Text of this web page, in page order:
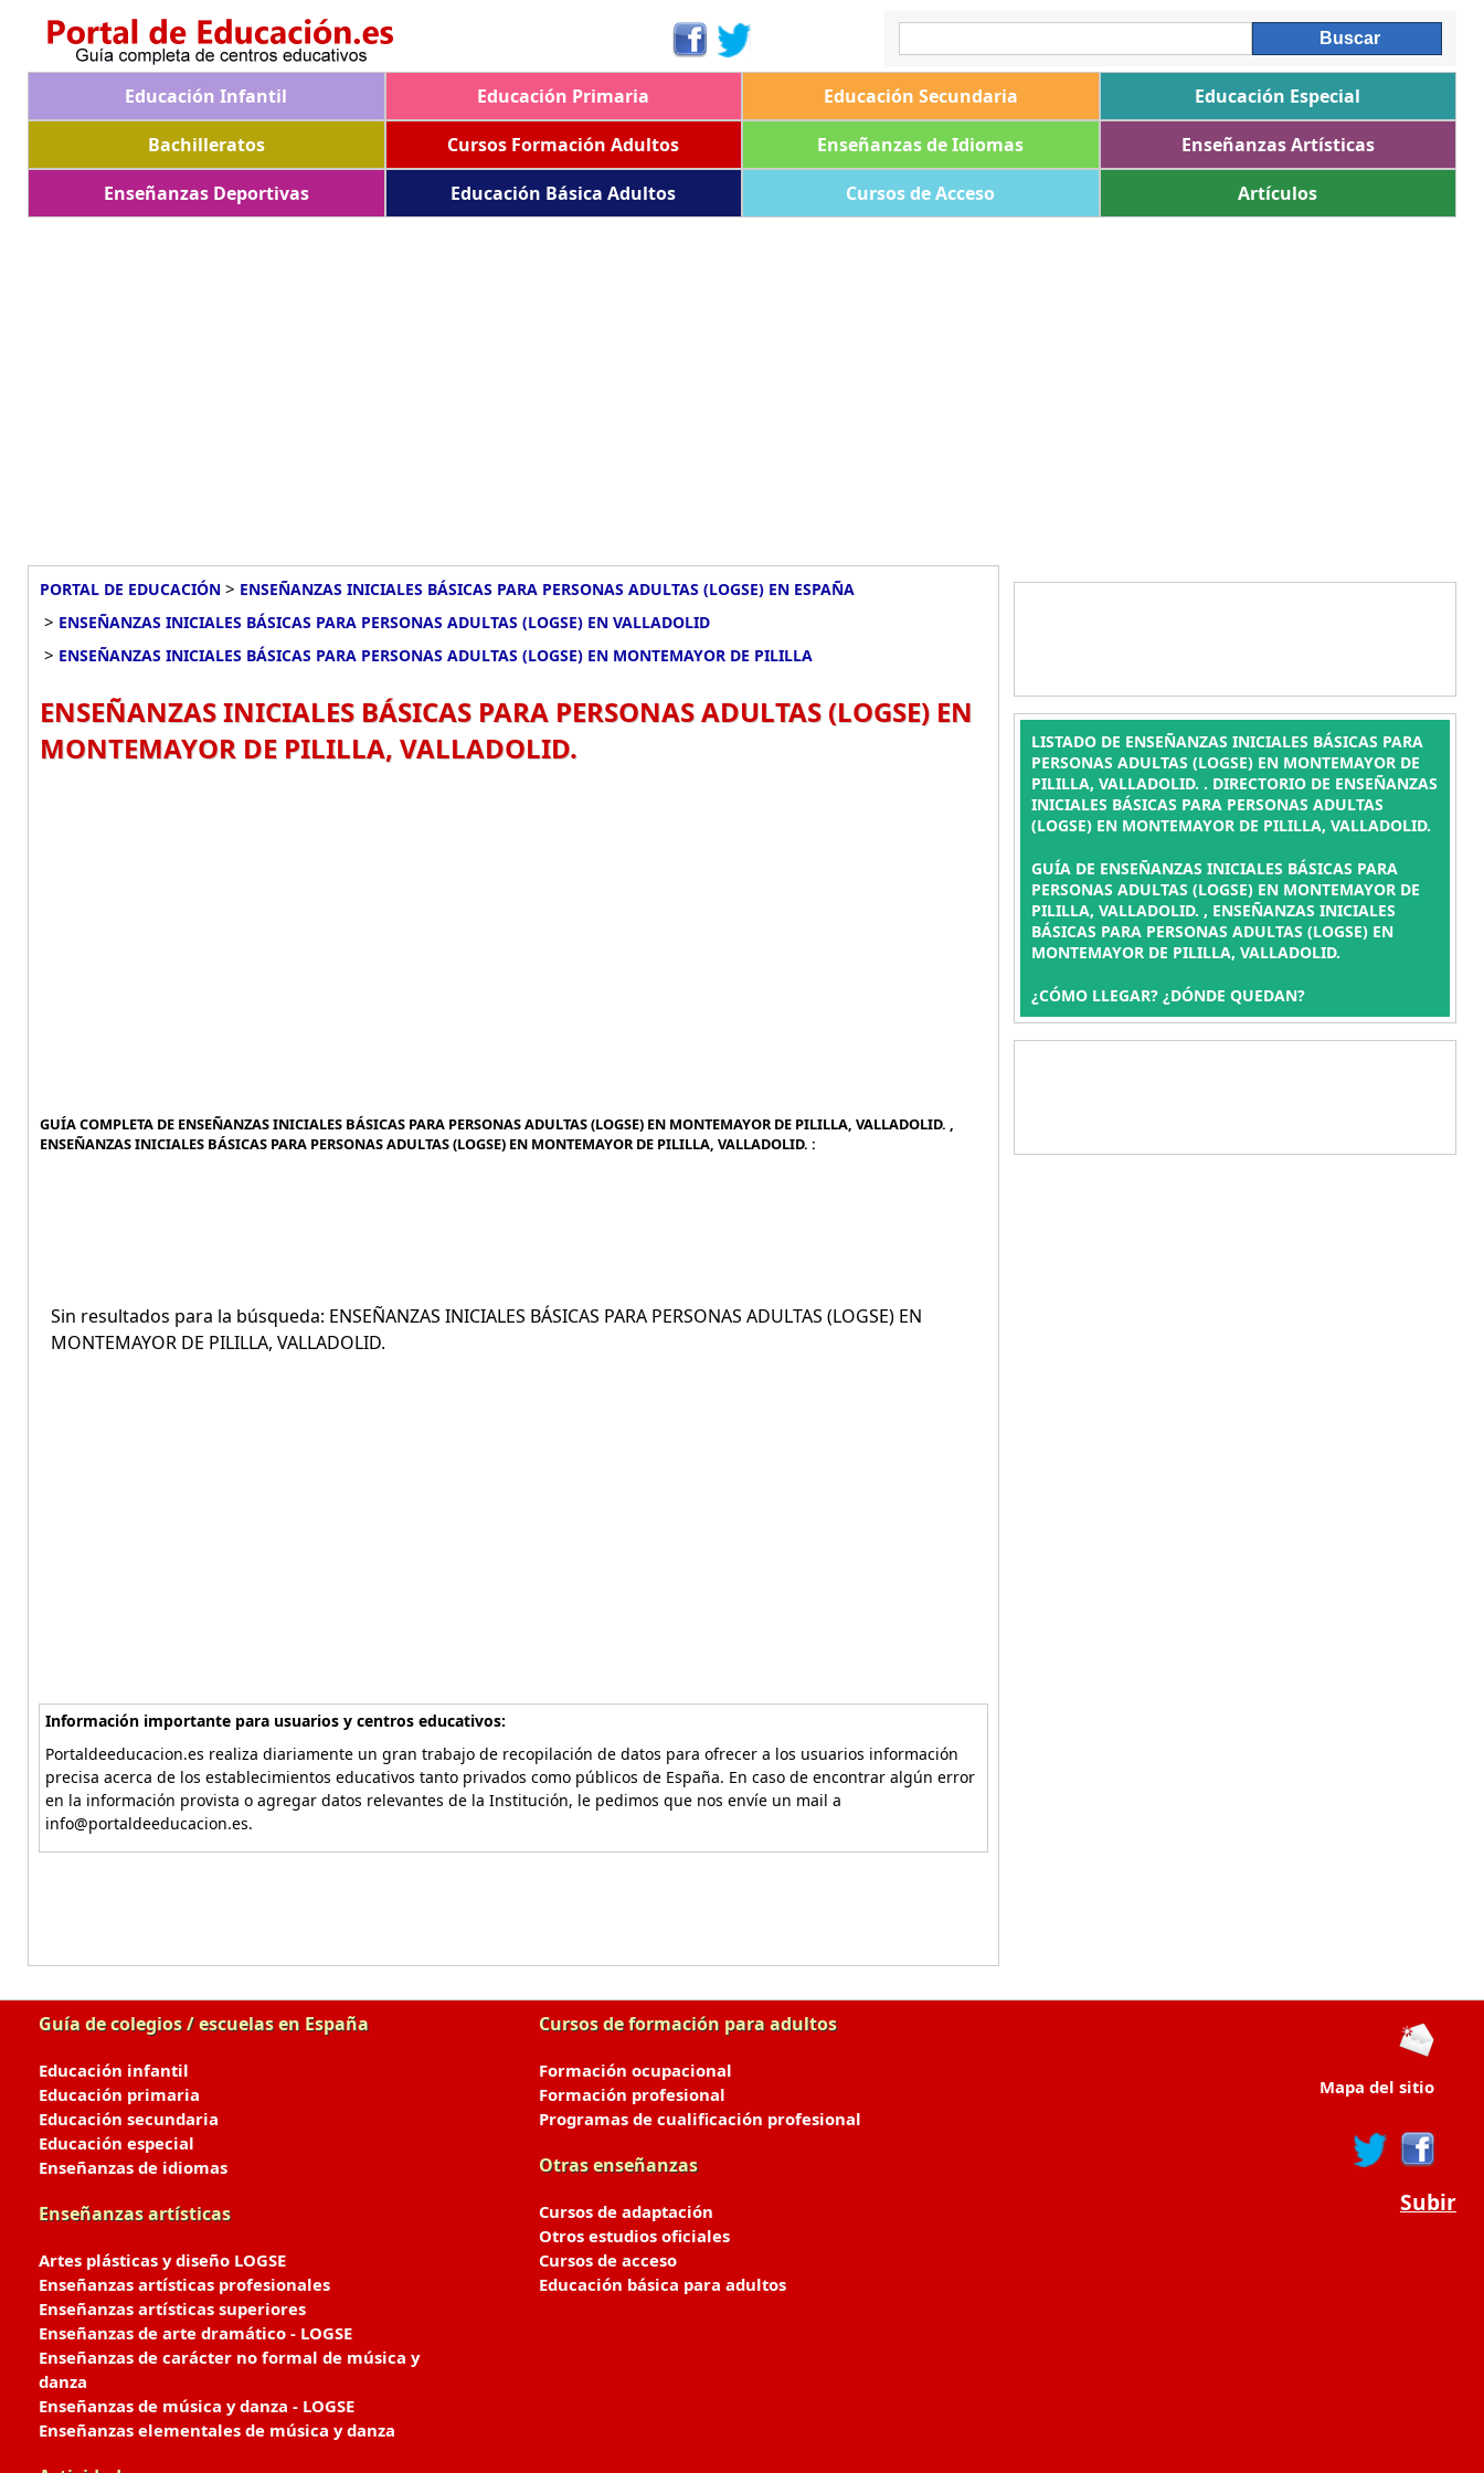
Educación Infantil Educación Primaria Educación Secundaria
Educación Especial
Bachilleratos
Cursos Formación Adultos Enseñanzas de Idiomas
Enseñanzas Artísticas
Enseñanzas Deportivas
Educación Básica Adultos Cursos de Acceso Artículos
PORTAL DE EDUCACIÓN > ENSEÑANZAS INICIALES BÁSICAS PARA PERSONAS ADULTAS (LOGSE) EN ESPAÑA
> ENSEÑANZAS INICIALES BÁSICAS PARA PERSONAS ADULTAS (LOGSE) EN VALLADOLID
> ENSEÑANZAS INICIALES BÁSICAS PARA PERSONAS ADULTAS (LOGSE) EN MONTEMAYOR DE PILILLA
ENSEÑANZAS INICIALES BÁSICAS PARA PERSONAS ADULTAS (LOGSE) EN
MONTEMAYOR DE PILILLA, VALLADOLID.
GUÍA COMPLETA DE ENSEÑANZAS INICIALES BÁSICAS PARA PERSONAS ADULTAS (LOGSE) EN MONTEMAYOR DE PILILLA, VALLADOLID. ,
ENSEÑANZAS INICIALES BÁSICAS PARA PERSONAS ADULTAS (LOGSE) EN MONTEMAYOR DE PILILLA, VALLADOLID. :
Sin resultados para la búsqueda: ENSEÑANZAS INICIALES BÁSICAS PARA PERSONAS ADULTAS (LOGSE) EN
MONTEMAYOR DE PILILLA, VALLADOLID.
Información importante para usuarios y centros educativos:
Portaldeeducacion.es realiza diariamente un gran trabajo de recopilación de datos para ofrecer a los usuarios información
precisa acerca de los establecimientos educativos tanto privados como públicos de España. En caso de encontrar algún error
en la información provista o agregar datos relevantes de la Institución, le pedimos que nos envíe un mail a
info@portaldeeducacion.es.
LISTADO DE ENSEÑANZAS INICIALES BÁSICAS PARA
PERSONAS ADULTAS (LOGSE) EN MONTEMAYOR DE
PILILLA, VALLADOLID. . DIRECTORIO DE ENSEÑANZAS
INICIALES BÁSICAS PARA PERSONAS ADULTAS
(LOGSE) EN MONTEMAYOR DE PILILLA, VALLADOLID.
GUÍA DE ENSEÑANZAS INICIALES BÁSICAS PARA
PERSONAS ADULTAS (LOGSE) EN MONTEMAYOR DE
PILILLA, VALLADOLID. , ENSEÑANZAS INICIALES
BÁSICAS PARA PERSONAS ADULTAS (LOGSE) EN
MONTEMAYOR DE PILILLA, VALLADOLID.
¿CÓMO LLEGAR? ¿DÓNDE QUEDAN?
Guía de colegios / escuelas en España
Educación infantil
Educación primaria
Educación secundaria
Educación especial
Enseñanzas de idiomas
Enseñanzas artísticas
Artes plásticas y diseño LOGSE
Enseñanzas artísticas profesionales
Enseñanzas artísticas superiores
Enseñanzas de arte dramático - LOGSE
Enseñanzas de carácter no formal de música y
danza
Enseñanzas de música y danza - LOGSE
Enseñanzas elementales de música y danza
Cursos de formación para adultos
Formación ocupacional
Formación profesional
Programas de cualificación profesional
Otras enseñanzas
Cursos de adaptación
Otros estudios oficiales
Cursos de acceso
Educación básica para adultos
Mapa del sitio
Subir